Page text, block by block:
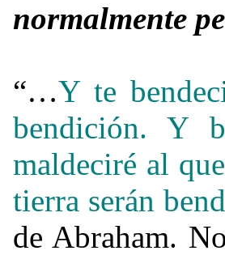
normalmente
“…Y te
bendición.
Y
maldeciré al
tierra serán
de Abraham.